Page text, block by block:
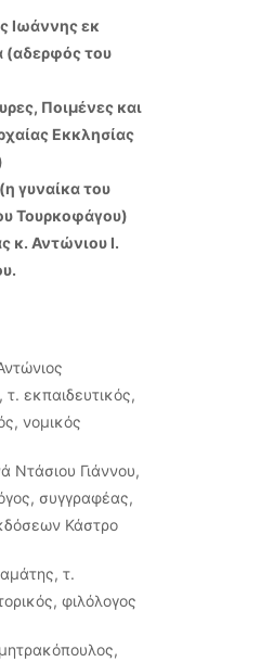
Ιωάννης εκ
(αδερφός του
Ποιμένες και
Εκκλησίας
γυναίκα του
Τουρκοφάγου)
κ. Αντώνιου Ι.
εκπαιδευτικός,
νομικός
Ντάσιου Γιάννου,
συγγραφέας,
Κάστρο
τ.
φιλόλογος